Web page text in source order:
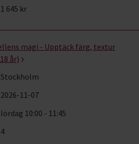
1 645 kr
magi - Upptäck färg, textur
år)
Stockholm
2026-11-07
lördag 10:00 - 11:45
4